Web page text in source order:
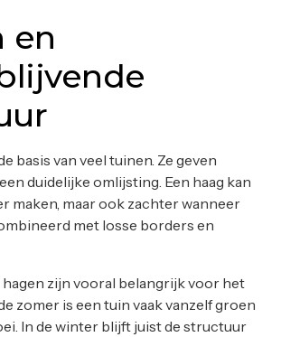
en
basis van veel tuinen. Ze geven
duidelijke omlijsting. Een haag kan
maken, maar ook zachter wanneer
met losse borders en
zijn vooral belangrijk voor het
zomer is een tuin vaak vanzelf groen
In de winter blijft juist de structuur